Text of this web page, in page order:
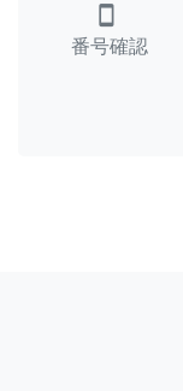
smartphone
番号確認